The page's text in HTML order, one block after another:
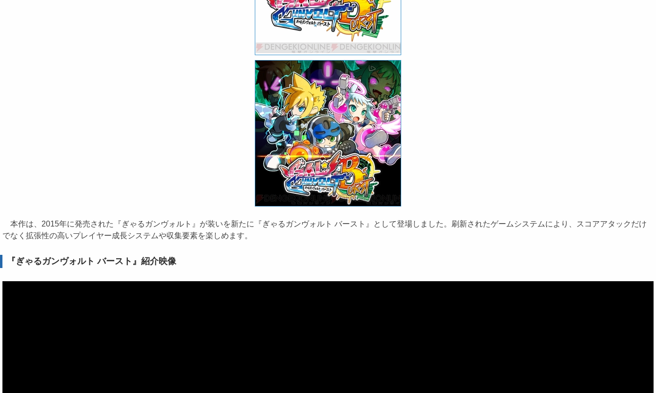
本作は、2015年に発売された『ぎゃるガンヴォルト』が装いを新たに『ぎゃるガンヴォルト バースト』として登場しました。刷新されたゲームシステムにより、スコアアタックだけ
でなく拡張性の高いプレイヤー成長システムや収集要素を楽しめます。
『ぎゃるガンヴォルト バースト』紹介映像